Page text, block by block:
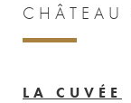
LA CUVÉE